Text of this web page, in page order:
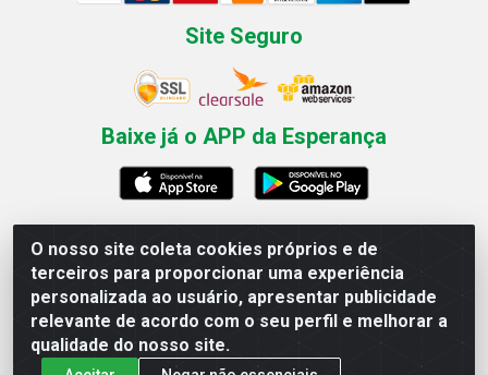
O nosso site coleta cookies próprios e de
terceiros para proporcionar uma experiência
personalizada ao usuário, apresentar publicidade
relevante de acordo com o seu perfil e melhorar a
qualidade do nosso site.
Site Seguro
Baixe já o APP da Esperança
Esperança Nordeste - Rua Professor Caldas Filho, 291 -
Estância - Recife / PE CEP: 50771-335 - CNPJ
03.666.136/0001-23